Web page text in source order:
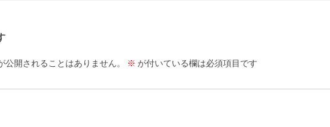
公開されることはありません。 ※ が付いている欄は必須項目です